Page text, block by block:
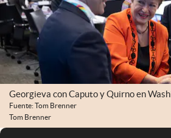
abre en nueva pestaña
Argentina
Georgieva con Caputo y Quirno en
Fuente: Tom Brenner
Tom Brenner